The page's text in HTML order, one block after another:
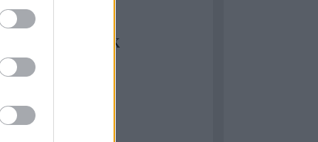
szívesen
nézünk/olvasunk
szerint
Joint